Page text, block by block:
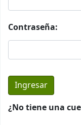
Contraseña:
¿No tiene una